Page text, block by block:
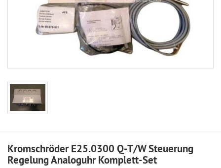
Kromschröder E25.0300 Q-T/W Steuerung
Regelung Analoguhr Komplett-Set